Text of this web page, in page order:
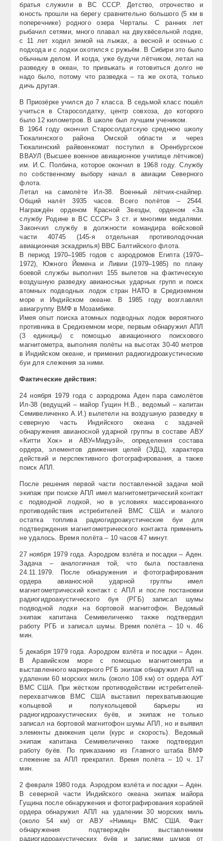
братья служили в ВС СССР. Детство, отрочество и
юность прошли на берегу сравнительно большого (5 км в
поперечнике) родного озера Черталы. С ранних лет
рыбачил сетями, много плавал на двухвёсельной лодке,
с 11 лет ходил зимой на лыжах, а весной и осенью с
подхода и с лодки охотился с ружьём. В Сибири это было
обычным делом. И когда, уже будучи лётчиком, летал на
разведку в океан, то привыкать и готовиться долго не
надо было, потому что разведка – та же охота, только
дичь другая.
В Приозёрке учился до 7 класса. В седьмой класс пошёл
учиться в Старосолдатку, центр совхоза, до которого
было 12 километров. В школе был лучшим учеником.
В 1964 году окончил Старосолдатскую среднюю школу
Тюкалинского района Омской области и через
Тюкалинский райвоенкомат поступил в Оренбургское
ВВАУЛ (Высшее военное авиационное училище лётчиков)
им. И.С. Полбина, которое окончил в 1968 году. Службу
по собственному выбору начал в авиации Северного
флота.
Летал на самолёте Ил-38. Военный лётчик-снайпер.
Общий налёт 3935 часов. Всего полётов – 2544.
Награждён орденом Красной Звезды, орденом «За
службу Родине в ВС СССР» 3 ст. и многими медалями.
Закончил службу в должности командира войсковой
части 40745 (145-я отдельная противолодочная
авиационная эскадрилья) ВВС Балтийского флота.
В период 1970–1985 годов с аэродромов Египта (1970–
1972), Южного Йемена и Ливии (1979–1985) по плану
боевой службы выполнил 155 вылетов на фактическую
воздушную разведку авианосных ударных групп и поиск
атомных подводных лодок стран НАТО в Средиземном
море и Индийском океане. В 1985 году возглавлял
авиагруппу ВМФ в Мозамбике.
Имея опыт поиска атомных подводных лодок вероятного
противника в Средиземном море, первым обнаружил АПЛ
(3 единицы) с помощью авиационного поискового
магнитометра, выполняя полёты на высотах 30-40 метров
в Индийском океане, и применил радиогидроакустические
буи для слежения за ними.
Фактические действия:
24 ноября 1979 года с аэродрома Аден пара самолётов
Ил-38 (ведущий – майор Гущин Н.В., ведомый – капитан
Семивеличенко А.И.) вылетели на воздушную разведку в
северную часть Индийского океана с задачей
обнаружения авианосной ударной группы в составе АВУ
«Китти Хок» и АВУ«Мидуэй», определения состава
ордера, элементов движения целей (ЭДЦ), характера
действий и перспективного фотографирования, а также
поиск АПЛ.
После решения первой части поставленной задачи мой
экипаж при поиске АПЛ имел магнитометрический контакт
с подводной лодкой, но в условиях массированного
противодействия истребителей ВМС США и малого
остатка топлива радиогидроакустические буи для
подтверждения магнитометрического контакта применить
не удалось. Время полёта – 10 часов 47 минут.
27 ноября 1979 года. Аэродром взлёта и посадки – Аден.
Задача – аналогичная той, что была поставлена
24.11.1979. После обнаружения и фотографирования
ордера авианосной ударной группы имел
магнитометрический контакт с АПЛ и после постановки
радиогидроакустического буя (РГБ) записал шумы
подводной лодки на бортовой магнитофон. Ведомый
экипаж капитана Семивеличенко также подтвердил
работу РГБ и записал шумы. Время полёта – 10 ч. 46
мин.
5 декабря 1979 года. Аэродром взлёта и посадки – Аден.
В Аравийском море с помощью магнитометра и
выставленного маркерного РГБ экипаж обнаружил АПЛ на
удалении 60 морских миль (около 108 км) от ордера АУГ
ВМС США. При жёстком противодействии истребителей-
перехватчиков ВМС США выставил перехватывающие
кольцевой и полукольцевой барьеры из
радиогидроакустических буёв, и экипаж не только
записал на бортовой магнитофон шумы АПЛ, но и выявил
элементы движения цели (курс и скорость). Ведомый
экипаж капитана Семивеличенко также подтвердил
работу буёв. По приказанию из Главного штаба ВМФ
слежение за АПЛ прекратил. Время полёта – 10 ч. 17
мин.
2 февраля 1980 года. Аэродром взлёта и посадки – Аден.
В северной части Индийского океана экипаж майора
Гущина после обнаружения и фотографирования кораблей
ордера обнаружил АПЛ на удалении 30 морских миль
(около 54 км) от АВУ «Нимиц» ВМС США. Факт
обнаружения подтверждён выставлением
радиогидроакустических буёв и записями шумов от